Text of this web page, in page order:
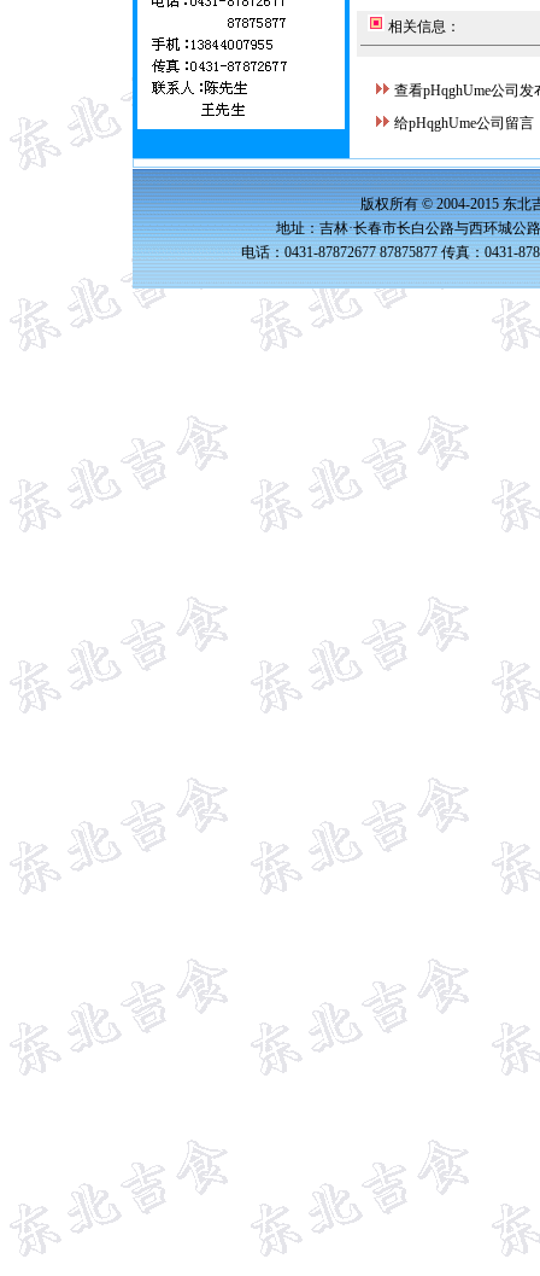
相关信息：
查看pHqghUme公司发
给pHqghUme公司留言
版权所有 © 2004-2015 东北
地址：吉林·长春市长白公路与西环城公
电话：0431-87872677 87875877 传真：0431-